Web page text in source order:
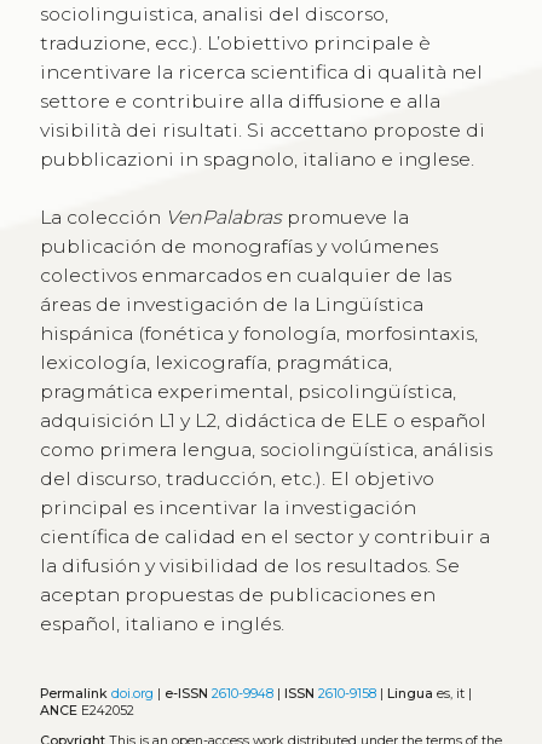
sociolinguistica, analisi del discorso,
traduzione, ecc.). L’obiettivo principale è
incentivare la ricerca scientifica di qualità nel
settore e contribuire alla diffusione e alla
visibilità dei risultati. Si accettano proposte di
pubblicazioni in spagnolo, italiano e inglese.
La colección VenPalabraspromueve la
publicación de monografías y volúmenes
colectivos enmarcados en cualquier de las
áreas de investigación de la Lingüística
hispánica (fonética y fonología, morfosintaxis,
lexicología, lexicografía, pragmática,
pragmática experimental, psicolingüística,
adquisición L1 y L2, didáctica de ELE o español
como primera lengua, sociolingüística, análisis
del discurso, traducción, etc.). El objetivo
principal es incentivar la investigación
científica de calidad en el sector y contribuir a
la difusión y visibilidad de los resultados. Se
aceptan propuestas de publicaciones en
español, italiano e inglés.
Permalink doi.org e-ISSN 2610-9948| ISSN 2610-9158| Lingua es, it |
ANCE E242052